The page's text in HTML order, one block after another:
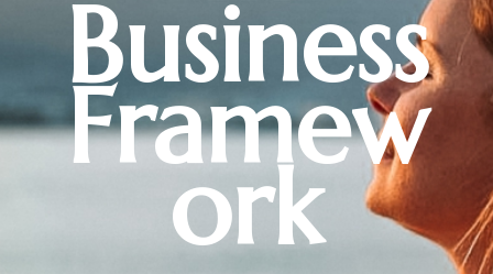
Business
Framew
ork